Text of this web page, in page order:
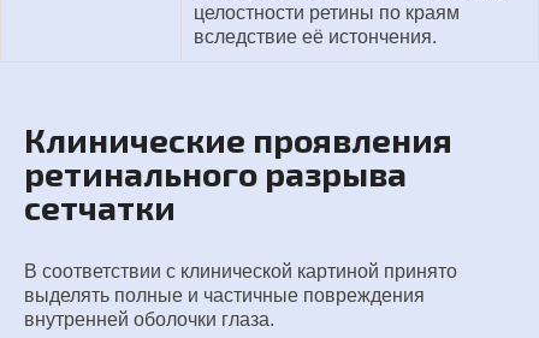
целостности ретины по краям
вследствие её истончения.
Клинические проявления
ретинального разрыва
сетчатки
В соответствии с клинической картиной принято
выделять полные и частичные повреждения
внутренней оболочки глаза.